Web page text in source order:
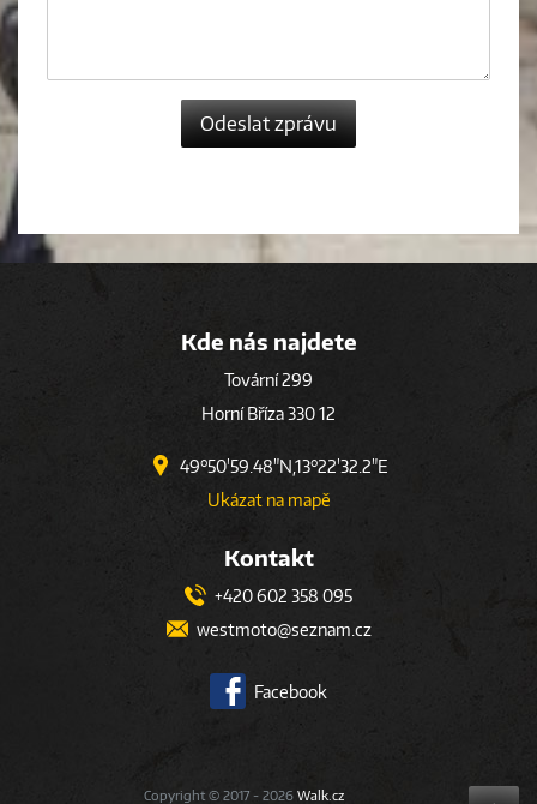
Odeslat zprávu
Kde nás najdete
Tovární 299
Horní Bříza 330 12
49°50'59.48"N,13°22'32.2"E
Ukázat na mapě
Kontakt
+420 602 358 095
westmoto@seznam.cz
Facebook
Copyright © 2017 - 2026 Walk.cz